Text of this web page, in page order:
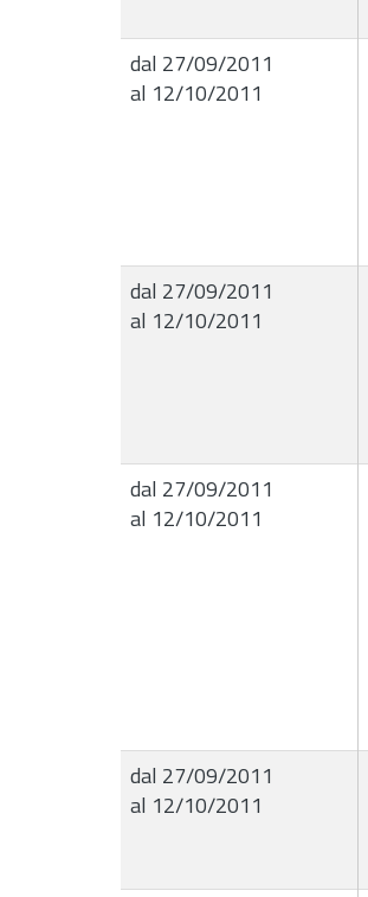
dal 27/09/2011
al 12/10/2011
dal 27/09/2011
al 12/10/2011
dal 27/09/2011
al 12/10/2011
dal 27/09/2011
al 12/10/2011